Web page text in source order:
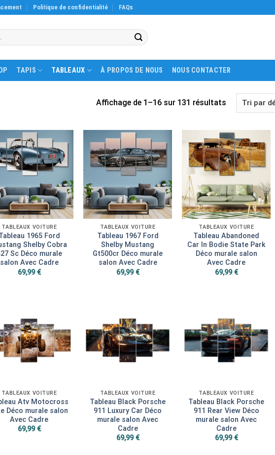
Politique de confidentialité FAQs
TAPIS TABLEAUX À PROPOS DE NOUS NOUS CONTACTER
Affichage de 1–16 sur 131 résultats
TABLEAUX VOITURE
1965 Ford
Shelby Cobra
Sc Déco murale
salon Avec Cadre
69,99€
TABLEAUX VOITURE
Tableau 1967 Ford
Shelby Mustang
Gt500cr Déco murale
salon Avec Cadre
69,99€
TABLEAUX VOITURE
Tableau Abandoned
Car In Bodie State Park
Déco murale salon
Avec Cadre
69,99€
TABLEAUX VOITURE
Atv Motocross
Déco murale salon
Avec Cadre
69,99€
TABLEAUX VOITURE
Tableau Black Porsche
911 Luxury Car Déco
murale salon Avec
Cadre
69,99€
TABLEAUX VOITURE
Tableau Black Porsche
911 Rear View Déco
murale salon Avec
Cadre
69,99€